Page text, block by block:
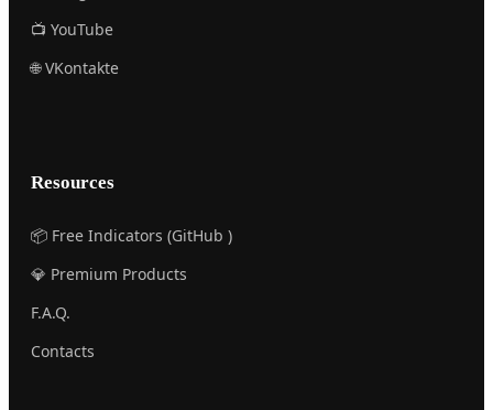
📺 YouTube
🌐 VKontakte
Resources
📦 Free Indicators (GitHub )
💎 Premium Products
F.A.Q.
Contacts